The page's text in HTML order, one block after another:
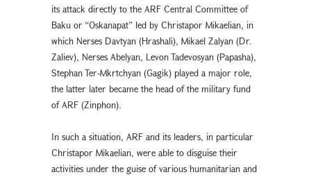
its attack directly to the ARF Central Committee of
Baku or “Oskanapat” led by Christapor Mikaelian, in
which Nerses Davtyan (Hrashali), Mikael Zalyan (Dr.
Zaliev), Nerses Abelyan, Levon Tadevosyan (Papasha),
Stephan Ter-Mkrtchyan (Gagik) played a major role,
the latter later became the head of the military fund
of ARF (Zinphon).
In such a situation, ARF and its leaders, in particular
Christapor Mikaelian, were able to disguise their
activities under the guise of various humanitarian and